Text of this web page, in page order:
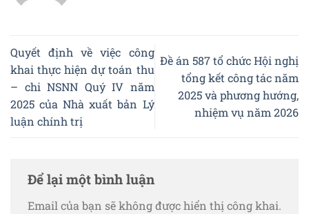
Quyết định về việc công
khai thực hiện dự toán thu
– chi NSNN Quý IV năm
2025 của Nhà xuất bản Lý
luận chính trị
Đề án 587 tổ chức Hội nghị
tổng kết công tác năm
2025 và phương hướng,
nhiệm vụ năm 2026
Để lại một bình luận
Email của bạn sẽ không được hiển thị công khai.